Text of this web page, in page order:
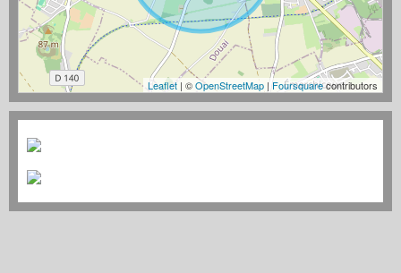
Leaflet | ©OpenStreetMap | Foursquarecontributors